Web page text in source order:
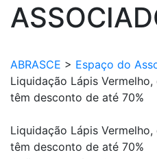
ABRASCE > Espaço do
Liquidação Lápis
têm desconto de até 70%
Liquidação Lápis
têm desconto de até 70%